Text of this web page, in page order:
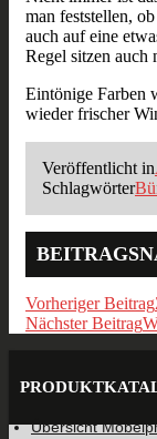
man feststellen,
auch auf eine
Regel sitzen auch
Eintönige Farben
wieder frischer
Veröffentlicht in
Schlagwörter
Vorheriger Beitrag
Nächster Beitrag
Übersicht